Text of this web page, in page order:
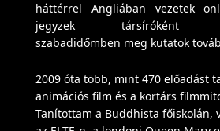
háttérrel Angliában vezetek
jegyzek társíróként
szabadidőmben meg kutatok
2009 óta több, mint 470 előadást
animációs film és a kortárs
Tanítottam a Buddhista főiskolán,